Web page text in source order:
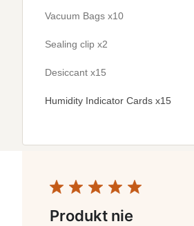
Vacuum Bags x10
Sealing clip x2
Desiccant x15
Humidity Indicator Cards x15
Produkt nie